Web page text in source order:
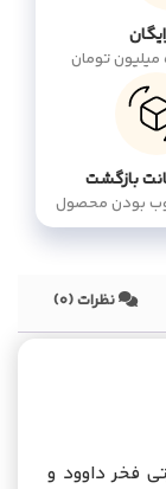
بودن محصول
نظرات (0)
فخر داوود و